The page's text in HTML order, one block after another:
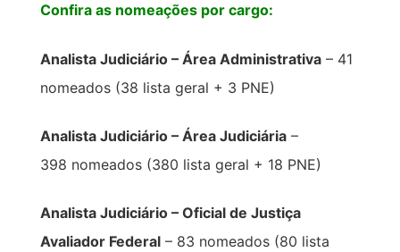
Confira as nomeações por cargo:
Analista Judiciário – Área Administrativa– 41
nomeados (38 lista geral + 3 PNE)
Analista Judiciário – Área Judiciária–
398 nomeados (380 lista geral + 18 PNE)
Analista Judiciário – Oficial de Justiça
Avaliador Federal– 83 nomeados (80 lista